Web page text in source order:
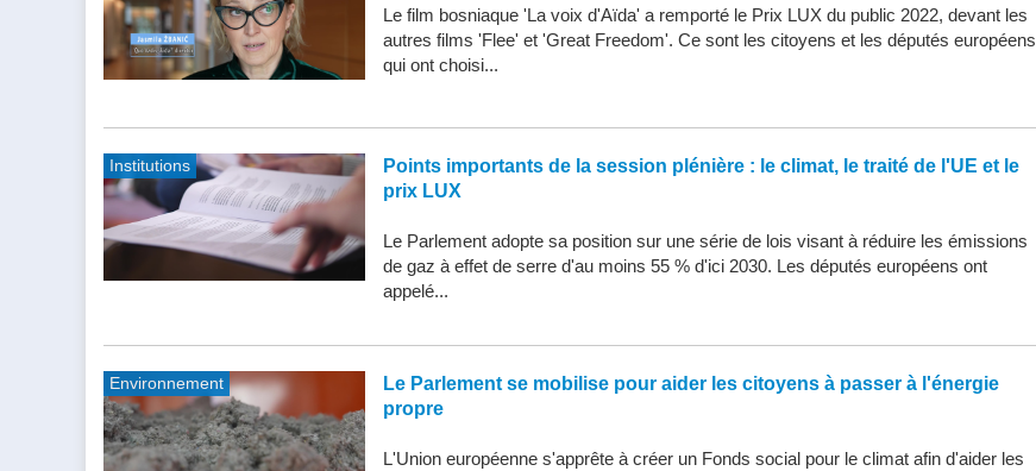
Le film bosniaque 'La voix d'Aïda' a remporté le Prix LUX du public 2022, devant les
autres films 'Flee' et 'Great Freedom'. Ce sont les citoyens et les députés européens
qui ont choisi...
Institutions
Points importants de la session plénière : le climat, le traité de l'UE et le
prix LUX
Le Parlement adopte sa position sur une série de lois visant à réduire les émissions
de gaz à effet de serre d'au moins 55 % d'ici 2030. Les députés européens ont
appelé...
Environnement
Le Parlement se mobilise pour aider les citoyens à passer à l'énergie
propre
L'Union européenne s'apprête à créer un Fonds social pour le climat afin d'aider les